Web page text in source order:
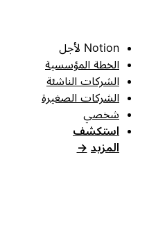
Notion لأجل
الخطة المؤسسية
الشركات الناشئة
الشركات الصغيرة
شخصي
استكشف
المزيد →